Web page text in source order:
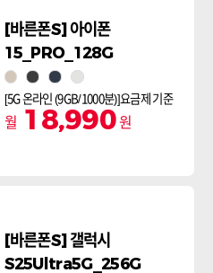
[바른폰S] 아이폰
15_PRO_128G
내추럴티타늄
블랙티타늄
블루티타늄화이트티타늄
[5G 온라인 (9GB/1000분)]요금제 기준
월 18,990원
[바른폰S] 갤럭시
S25Ultra5G_256G